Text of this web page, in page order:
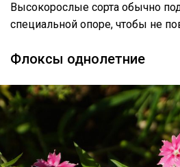
Высокорослые сорта обычно
специальной опоре, чтобы не
Флоксы однолетние